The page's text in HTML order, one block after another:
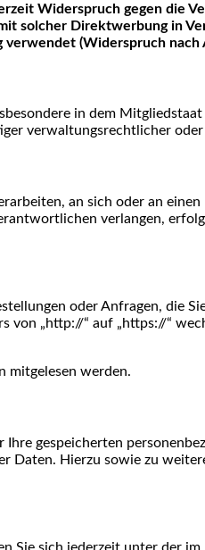
Widerspruch gegen die
solcher Direktwerbung in
(Widerspruch nach
in dem
verwaltungsrechtlicher
an sich oder an
verlangen,
oder Anfragen, die
von „http://“ auf „https://“
mitgelesen werden.
gespeicherten
Hierzu sowie zu